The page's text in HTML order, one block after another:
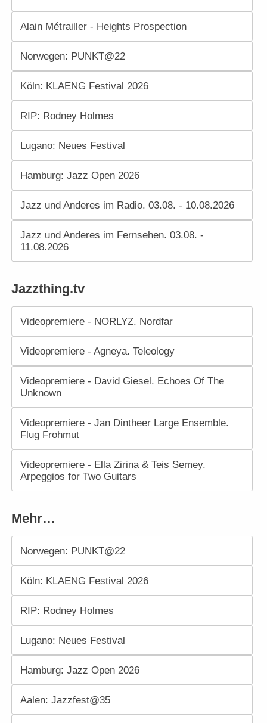
Alain Métrailler - Heights Prospection
Norwegen: PUNKT@22
Köln: KLAENG Festival 2026
RIP: Rodney Holmes
Lugano: Neues Festival
Hamburg: Jazz Open 2026
Jazz und Anderes im Radio. 03.08. - 10.08.2026
Jazz und Anderes im Fernsehen. 03.08. -
11.08.2026
Jazzthing.tv
Videopremiere - NORLYZ. Nordfar
Videopremiere - Agneya. Teleology
Videopremiere - David Giesel. Echoes Of The
Unknown
Videopremiere - Jan Dintheer Large Ensemble.
Flug Frohmut
Videopremiere - Ella Zirina & Teis Semey.
Arpeggios for Two Guitars
Mehr…
Norwegen: PUNKT@22
Köln: KLAENG Festival 2026
RIP: Rodney Holmes
Lugano: Neues Festival
Hamburg: Jazz Open 2026
Aalen: Jazzfest@35